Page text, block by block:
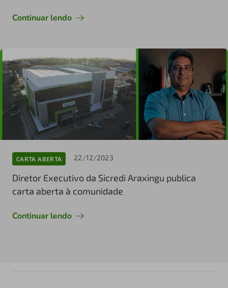
Continuar lendo
CARTA ABERTA 22/12/2023
Diretor Executivo da Sicredi Araxingu publica
carta aberta à comunidade
Continuar lendo